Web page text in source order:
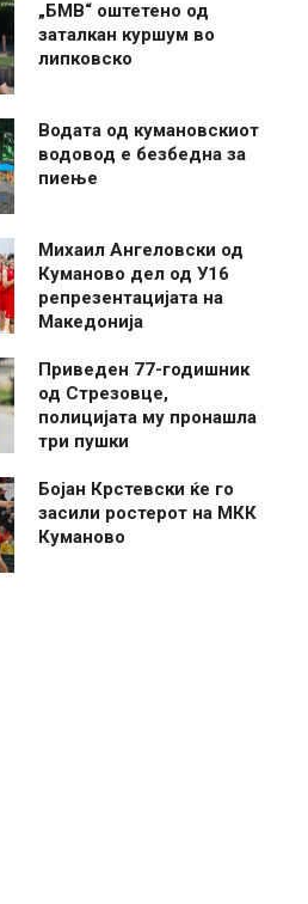
„БМВ“ оштетено од
заталкан куршум во
липковско
Водата од кумановскиот
водовод е безбедна за
пиење
Михаил Ангеловски од
Куманово дел од У16
репрезентацијата на
Македонија
Приведен 77-годишник
од Стрезовце,
полицијата му пронашла
три пушки
Бојан Крстевски ќе го
засили ростерот на МКК
Куманово